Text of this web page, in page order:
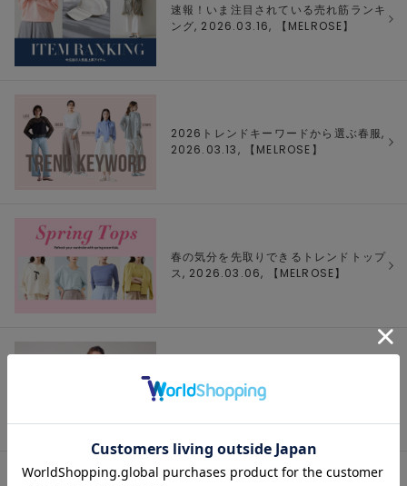
速報！いま注目されている売れ筋ランキ
ング, 2026.03.16, 【 MELROSE】
2026トレンドキーワードから選ぶ春服,
2026.03.13, 【 MELROSE 】
春の気分を先取りできるトレンドトップ
ス, 2026.03.06, 【 MELROSE】
martinique, 2026.03.06,
martinique 】